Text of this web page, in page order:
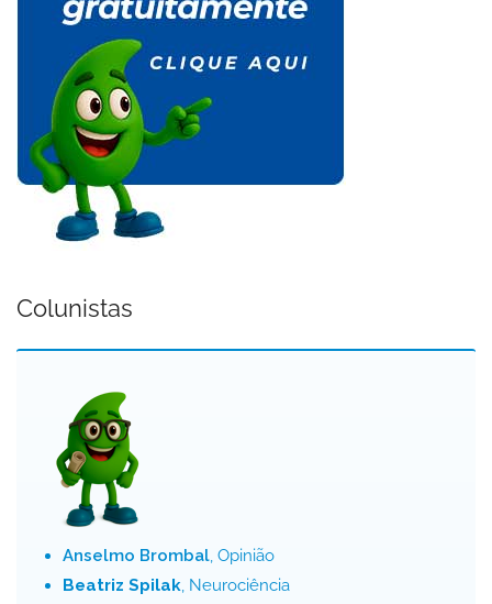
Colunistas
Anselmo Brombal, Opinião
Beatriz Spilak, Neurociência